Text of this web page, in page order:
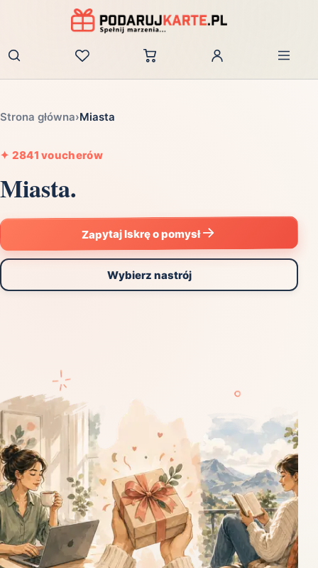
Zaloguj
Strona główna›Miasta
✦ 2841 voucherów
Miasta.
Zapytaj Iskrę o pomysł
Wybierz nastrój